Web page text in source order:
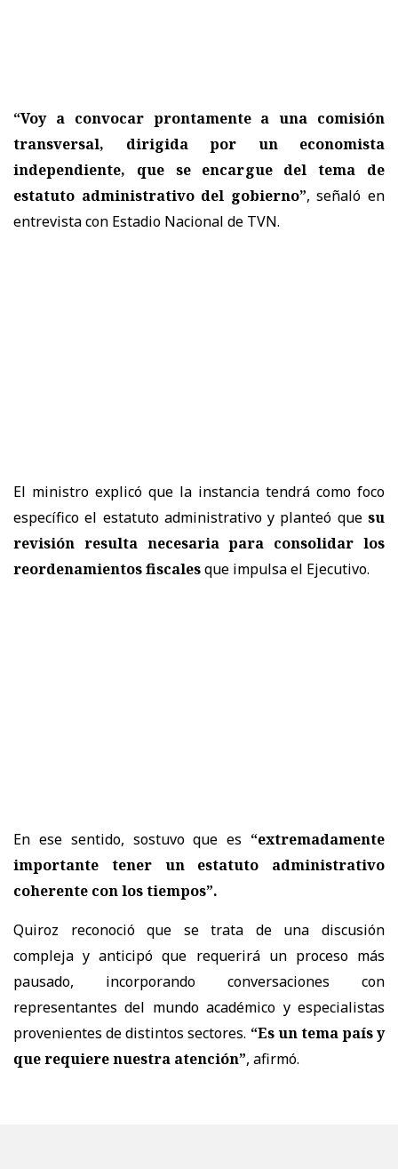
“Voy a convocar prontamente a una comisión
transversal, dirigida por un economista
independiente, que se encargue del tema de
estatuto administrativo del gobierno”, señaló en
entrevista con Estadio Nacional de TVN.
El ministro explicó que la instancia tendrá como foco
específico el estatuto administrativo y planteó que su
revisión resulta necesaria para consolidar los
reordenamientos fiscalesque impulsa el Ejecutivo.
En ese sentido, sostuvo que es “extremadamente
importante tener un estatuto administrativo
coherente con los tiempos”.
Quiroz reconoció que se trata de una discusión
compleja y anticipó que requerirá un proceso más
pausado, incorporando conversaciones con
representantes del mundo académico y especialistas
provenientes de distintos sectores. “Es un tema país y
que requiere nuestra atención”, afirmó.